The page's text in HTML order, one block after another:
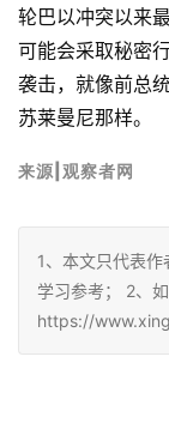
轮巴以冲突以来
可能会采取秘密
袭击，就像前总
苏莱曼尼那样。
来源 观察者网
1、本文只代表
学习参考； 2、
https://